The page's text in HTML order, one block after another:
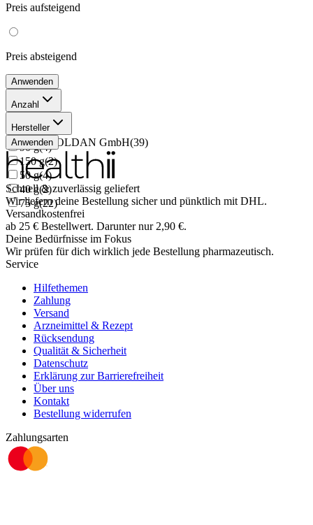
Preis aufsteigend
Preis absteigend
Anwenden
Anzahl
1)
20 g(4)
90 g(4)
150 g(2)
50 g(4)
40 g(2)
75 g(22)
Hersteller
Dr. C. SOLDAN GmbH(39)
Anwenden
Schnell & zuverlässig geliefert
Wir liefern deine Bestellung sicher und pünktlich mit DHL.
Versandkostenfrei
ab 25 € Bestellwert. Darunter nur 2,90 €.
Deine Bedürfnisse im Fokus
Wir prüfen für dich wirklich jede Bestellung pharmazeutisch.
Service
Hilfethemen
Zahlung
Versand
Arzneimittel & Rezept
Rücksendung
Qualität & Sicherheit
Datenschutz
Erklärung zur Barrierefreiheit
Über uns
Kontakt
Bestellung widerrufen
Zahlungsarten